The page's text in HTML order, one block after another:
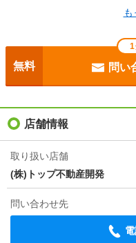
階建 1階/3階建
向き
住所
地図を見
交通 ＪＲ奥羽本
目安光熱費
入居
契約期間 普通借家 2年
損保
オリコフォ
も
1
無料 問い
店舗情報
取り扱い店舗
(株)トップ不動産開発
問い合わせ先